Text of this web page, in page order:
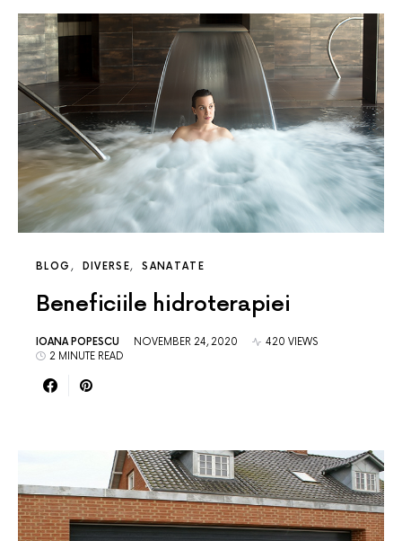
BLOG DIVERSE SANATATE
Beneficiile hidroterapiei
IOANA POPESCU NOVEMBER 24, 2020
420 VIEWS
2 MINUTE READ